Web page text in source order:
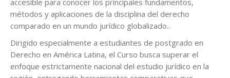
métodos y aplicaciones de la disciplina del derecho
comparado en un mundo jurídico globalizado..
Dirigido especialmente a estudiantes de postgrado en
Derecho en América Latina, el Curso busca superar el
enfoque estrictamente nacional del estudio jurídico en la